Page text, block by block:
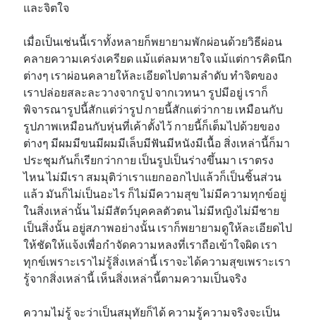
และจิตใจ
เมื่อเป็นเช่นนี้เราทั้งหลายก็พยายามพักผ่อนด้วยวิธีผ่อน
คลายความเคร่งเครียด แม้แต่ลมหายใจ แม้แต่การคิดนึก
ต่างๆ เราผ่อนคลายให้ละเอียดไปตามลำดับ ทำจิตของ
เราปล่อยสละละวางจากรูป จากเวทนา รูปมีอยู่ เราก็
พิจารณารูปนี้สักแต่ว่ารูป กายนี้สักแต่ว่ากาย เหมือนกับ
รูปภาพเหมือนกับหุ่นที่เค้าตั้งไว้ กายนี้ก็เต็มไปด้วยของ
ต่างๆ มีผมมีขนมีผมมีเล็บมีฟันมีหนังมีเนื้อ สิ่งเหล่านี้ก็มา
ประชุมกันก็เรียกว่ากาย เป็นรูปเป็นร่างขึ้นมา เราตรง
ไหน ไม่มีเรา สมมุติว่าเราแยกออกไปแล้วก็เป็นชิ้นส่วน
แล้ว มันก็ไม่เป็นอะไร ก็ไม่มีความสุข ไม่มีความทุกข์อยู่
ในสิ่งเหล่านั้น ไม่มีสัตว์บุคคลตัวตน ไม่มีหญิงไม่มีชาย
เป็นสิ่งนั้น อยู่สภาพอย่างนั้น เราก็พยายามดูให้ละเอียดไป
ให้ชัดให้แจ้งเพื่อกำจัดความหลงที่เราถือเข้าใจผิด เรา
ทุกข์เพราะเราไม่รู้สิ่งเหล่านี้ เราจะได้ความสุขเพราะเรา
รู้จากสิ่งเหล่านี้ เห็นสิ่งเหล่านี้ตามความเป็นจริง
ความไม่รู้ จะว่าเป็นสมุทัยก็ได้ ความรู้ความจริงจะเป็น